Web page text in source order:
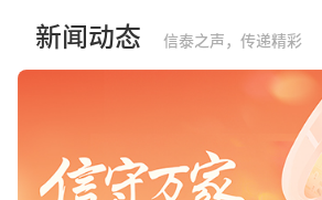
新闻动态 信泰之声，传递精彩